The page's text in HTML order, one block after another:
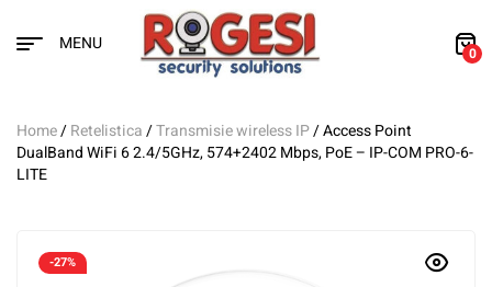
MENU 0
Home/Retelistica/Transmisie wireless IP/ Access Point
DualBand WiFi 6 2.4/5GHz, 574+2402 Mbps, PoE – IP-COM PRO-6-
LITE
-27%